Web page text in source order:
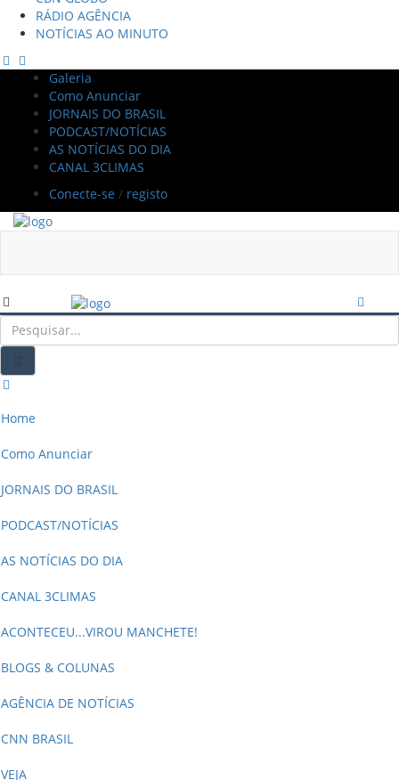
RÁDIO AGÊNCIA
NOTÍCIAS AO MINUTO
Galeria
Como Anunciar
JORNAIS DO BRASIL
PODCAST/NOTÍCIAS
AS NOTÍCIAS DO DIA
CANAL 3CLIMAS
Conecte-se / registo
Home
Como Anunciar
JORNAIS DO BRASIL
PODCAST/NOTÍCIAS
AS NOTÍCIAS DO DIA
CANAL 3CLIMAS
ACONTECEU...VIROU MANCHETE!
BLOGS & COLUNAS
AGÊNCIA DE NOTÍCIAS
CNN BRASIL
VEJA